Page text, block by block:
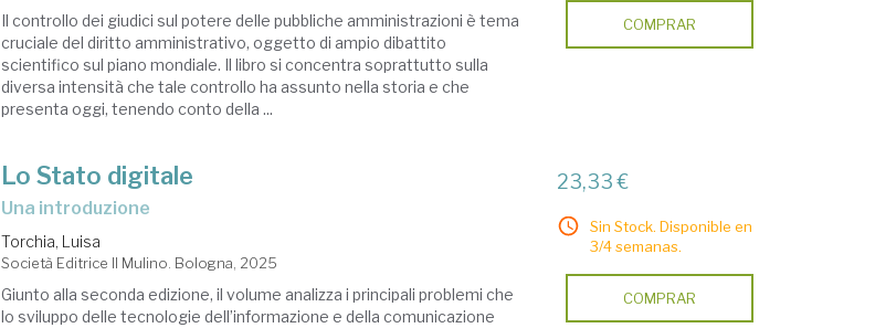
Il controllo dei giudici sul potere delle pubbliche amministrazioni è tema
cruciale del diritto amministrativo, oggetto di ampio dibattito
scientifico sul piano mondiale. Il libro si concentra soprattutto sulla
diversa intensità che tale controllo ha assunto nella storia e che
presenta oggi, tenendo conto della ...
COMPRAR
Lo Stato digitale
Una introduzione
Torchia, Luisa
Società Editrice Il Mulino. Bologna, 2025
Giunto alla seconda edizione, il volume analizza i principali problemi che
lo sviluppo delle tecnologie dell’informazione e della comunicazione
23,33 €
Sin Stock. Disponible en
3/4 semanas.
COMPRAR